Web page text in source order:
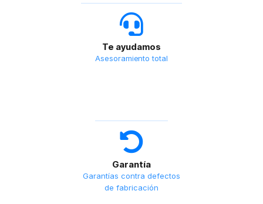
Te ayudamos
Asesoramiento total
Garantía
Garantías contra defectos
de fabricación